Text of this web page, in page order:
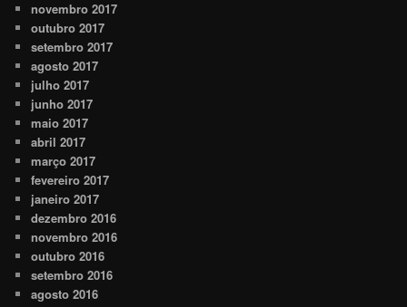
novembro 2017
outubro 2017
setembro 2017
agosto 2017
julho 2017
junho 2017
maio 2017
abril 2017
março 2017
fevereiro 2017
janeiro 2017
dezembro 2016
novembro 2016
outubro 2016
setembro 2016
agosto 2016